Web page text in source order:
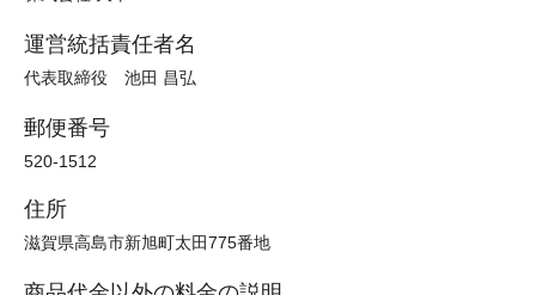
運営統括責任者名
代表取締役 池田 昌弘
郵便番号
520-1512
住所
滋賀県高島市新旭町太田775番地